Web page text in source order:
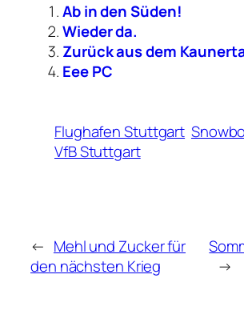
Ab in den Süden!
Wieder da.
Zurück aus dem
Eee PC
Flughafen Stuttgart
VfB Stuttgart
← Mehl und Zucker für
den nächsten Krieg
→